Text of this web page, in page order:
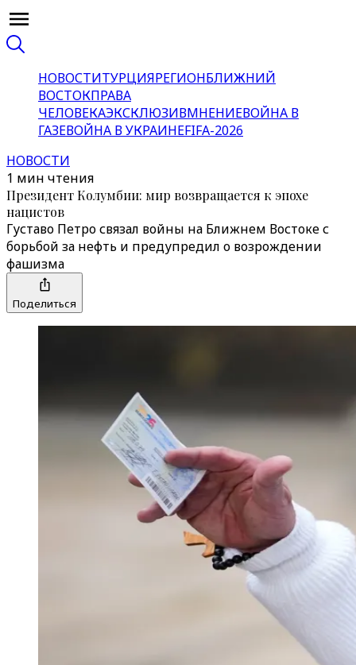
НОВОСТИТУРЦИЯРЕГИОНБЛИЖНИЙ
ВОСТОКПРАВА
ЧЕЛОВЕКАЭКСКЛЮЗИВМНЕНИЕВОЙНА В
ГАЗЕВОЙНА В УКРАИНЕFIFA-2026
НОВОСТИ
1 мин чтения
Президент Колумбии: мир возвращается к эпохе
нацистов
Густаво Петро связал войны на Ближнем Востоке с
борьбой за нефть и предупредил о возрождении
фашизма
Поделиться